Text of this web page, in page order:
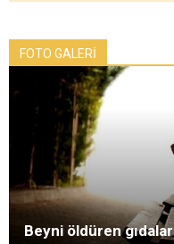
FOTO GALERİ
Beyni öldüren gıdalar